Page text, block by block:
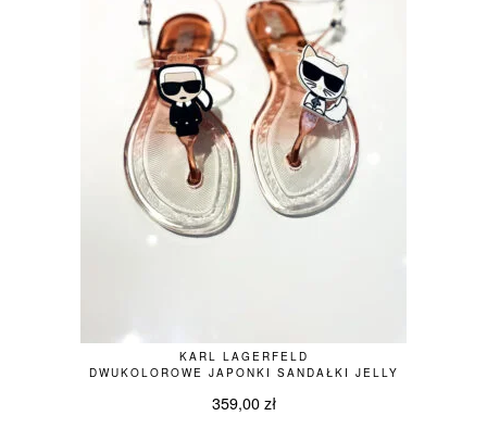
KARL LAGERFELD
DWUKOLOROWE JAPONKI SANDAŁKI JELLY
359,00 zł